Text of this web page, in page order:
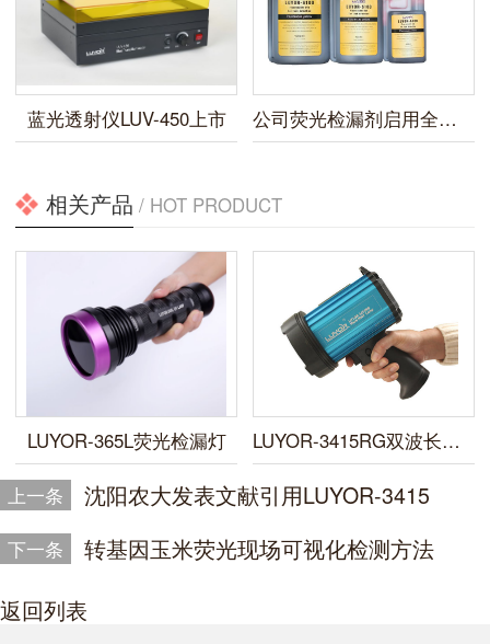
蓝光透射仪LUV-450上市 公司荧光检漏剂启用全新包装
相关产品 / HOT PRODUCT
LUYOR-365L荧光检漏灯 LUYOR-3415RG双波长便携式荧光蛋白激发光源
上一条 沈阳农大发表文献引用LUYOR-3415
下一条
转基因玉米荧光现场可视化检测方法
返回列表